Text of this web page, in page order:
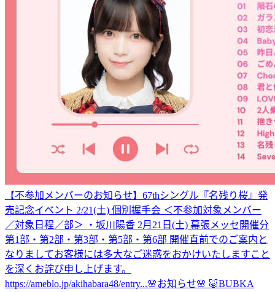
【不参加メンバーのお知らせ】67thシングル『名残り桜』発
売記念イベント 2/21(土) 個別握手会 ＜不参加対象メンバー
／対象日程／部＞ ・坂川陽香 2月21日(土) 幕張メッセ開催分
第1部・第2部・第3部・第5部・第6部 開催直前でのご案内と
なりましてお客様には多大なご迷惑をおかけいたしますこと
を深くお詫び申し上げます。
https://ameblo.jp/akihabara48/entry...🌸お知らせ🌸 🐷BUBKA